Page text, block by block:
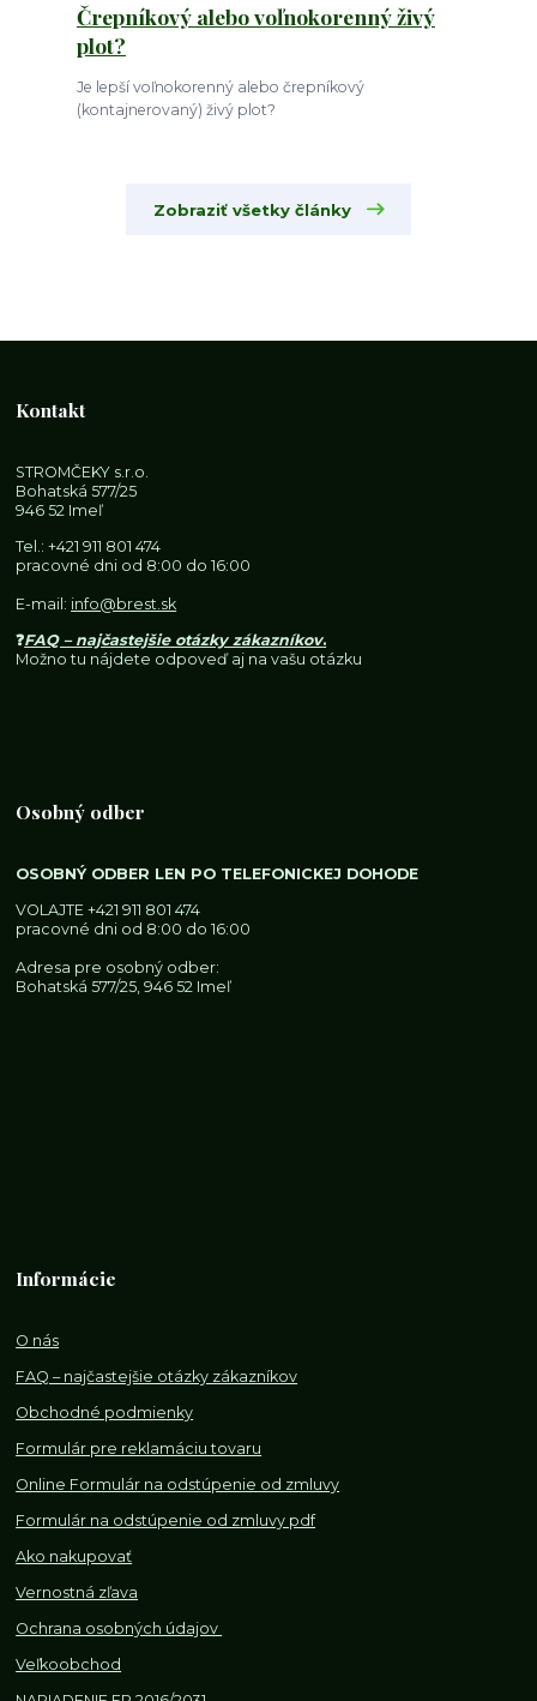
Črepníkový alebo voľnokorenný živý
plot?
Je lepší voľnokorenný alebo črepníkový
(kontajnerovaný) živý plot?
Zobraziť všetky články
Kontakt
STROMČEKY s.r.o.
Bohatská 577/25
946 52 Imeľ
Tel.:+421 911 801 474
pracovné dni od 8:00 do 16:00
E-mail: info@brest.sk
❓FAQ – najčastejšie otázky zákazníkov.
Možno tu nájdete odpoveď aj na vašu otázku
Osobný odber
OSOBNÝ ODBER LEN PO TELEFONICKEJ DOHODE
VOLAJTE+421 911 801 474
pracovné dni od 8:00 do 16:00
Adresa pre osobný odber:
Bohatská 577/25, 946 52 Imeľ
Informácie
O nás
FAQ – najčastejšie otázky zákazníkov
Obchodné podmienky
Formulár pre reklamáciu tovaru
Online Formulár na odstúpenie od zmluvy
Formulár na odstúpenie od zmluvy pdf
Ako nakupovať
Vernostná zľava
Ochrana osobných údajov
Veľkoobchod